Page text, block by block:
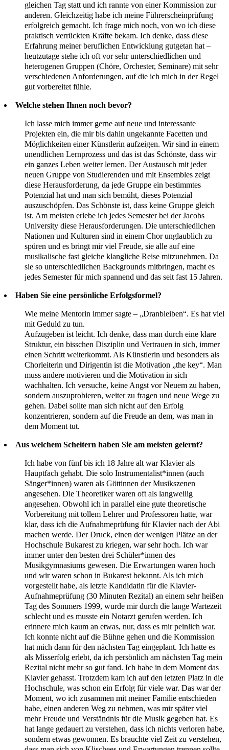
gleichen Tag statt und ich rannte von einer Kommission zur
anderen. Gleichzeitig habe ich meine Führerscheinprüfung
erfolgreich gemacht. Ich frage mich noch, von wo ich diese
praktisch verrückten Kräfte bekam. Ich denke, dass diese
Erfahrung meiner beruflichen Entwicklung gutgetan hat –
heutzutage stehe ich oft vor sehr unterschiedlichen und
heterogenen Gruppen (Chöre, Orchester, Seminare) mit sehr
verschiedenen Anforderungen, auf die ich mich in der Regel
gut vorbereitet fühle.
Welche stehen Ihnen noch bevor?
Ich lasse mich immer gerne auf neue und interessante
Projekten ein, die mir bis dahin ungekannte Facetten und
Möglichkeiten einer Künstlerin aufzeigen. Wir sind in einem
unendlichen Lernprozess und das ist das Schönste, dass wir
ein ganzes Leben weiter lernen. Der Austausch mit jeder
neuen Gruppe von Studierenden und mit Ensembles zeigt
diese Herausforderung, da jede Gruppe ein bestimmtes
Potenzial hat und man sich bemüht, dieses Potenzial
auszuschöpfen. Das Schönste ist, dass keine Gruppe gleich
ist. Am meisten erlebe ich jedes Semester bei der Jacobs
University diese Herausforderungen. Die unterschiedlichen
Nationen und Kulturen sind in einem Chor unglaublich zu
spüren und es bringt mir viel Freude, sie alle auf eine
musikalische fast gleiche klangliche Reise mitzunehmen. Da
sie so unterschiedlichen Backgrounds mitbringen, macht es
jedes Semester für mich spannend und das seit fast 15 Jahren.
Haben Sie eine persönliche Erfolgsformel?
Wie meine Mentorin immer sagte – „Dranbleiben“. Es hat viel
mit Geduld zu tun.
Aufzugeben ist leicht. Ich denke, dass man durch eine klare
Struktur, ein bisschen Disziplin und Vertrauen in sich, immer
einen Schritt weiterkommt. Als Künstlerin und besonders als
Chorleiterin und Dirigentin ist die Motivation „the key“. Man
muss andere motivieren und die Motivation in sich
wachhalten. Ich versuche, keine Angst vor Neuem zu haben,
sondern auszuprobieren, weiter zu fragen und neue Wege zu
gehen. Dabei sollte man sich nicht auf den Erfolg
konzentrieren, sondern auf die Freude an dem, was man in
dem Moment tut.
Aus welchem Scheitern haben Sie am meisten gelernt?
Ich habe von fünf bis ich 18 Jahre alt war Klavier als
Hauptfach gehabt. Die solo Instrumentalist*innen (auch
Sänger*innen) waren als Göttinnen der Musikszenen
angesehen. Die Theoretiker waren oft als langweilig
angesehen. Obwohl ich in parallel eine gute theoretische
Vorbereitung mit tollem Lehrer und Professoren hatte, war
klar, dass ich die Aufnahmeprüfung für Klavier nach der Abi
machen werde. Der Druck, einen der wenigen Plätze an der
Hochschule Bukarest zu kriegen, war sehr hoch. Ich war
immer unter den besten drei Schüler*innen des
Musikgymnasiums gewesen. Die Erwartungen waren hoch
und wir waren schon in Bukarest bekannt. Als ich mich
vorgestellt habe, als letzte Kandidatin für die Klavier-
Aufnahmeprüfung (30 Minuten Rezital) an einem sehr heißen
Tag des Sommers 1999, wurde mir durch die lange Wartezeit
schlecht und es musste ein Notarzt gerufen werden. Ich
erinnere mich kaum an etwas, nur, dass es mir peinlich war.
Ich konnte nicht auf die Bühne gehen und die Kommission
hat mich dann für den nächsten Tag eingeplant. Ich hatte es
als Misserfolg erlebt, da ich persönlich am nächsten Tag mein
Rezital nicht mehr so gut fand. Ich habe in dem Moment das
Klavier gehasst. Trotzdem kam ich auf den letzten Platz in die
Hochschule, was schon ein Erfolg für viele war. Das war der
Moment, wo ich zusammen mit meiner Familie entschieden
habe, einen anderen Weg zu nehmen, was mir später viel
mehr Freude und Verständnis für die Musik gegeben hat. Es
hat lange gedauert zu verstehen, dass ich nichts verloren habe,
sondern etwas gewonnen. Es brauchte viel Zeit zu verstehen,